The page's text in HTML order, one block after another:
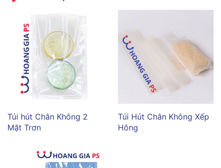
Túi hút Chân Không 2
Mặt Trơn
Túi Hút Chân Không Xếp
Hông